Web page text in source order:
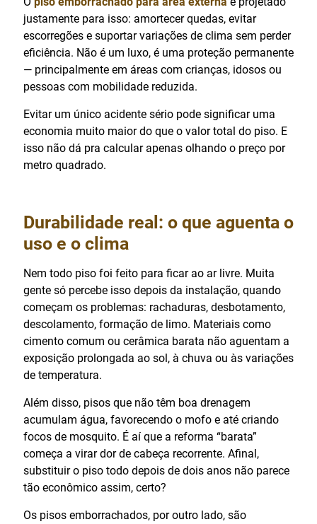
justamente para isso: amortecer quedas, evitar
escorregões e suportar variações de clima sem perder
eficiência. Não é um luxo, é uma proteção permanente
— principalmente em áreas com crianças, idosos ou
pessoas com mobilidade reduzida.
Evitar um único acidente sério pode significar uma
economia muito maior do que o valor total do piso. E
isso não dá pra calcular apenas olhando o preço por
metro quadrado.
Durabilidade real: o que aguenta o
uso e o clima
Nem todo piso foi feito para ficar ao ar livre. Muita
gente só percebe isso depois da instalação, quando
começam os problemas: rachaduras, desbotamento,
descolamento, formação de limo. Materiais como
cimento comum ou cerâmica barata não aguentam a
exposição prolongada ao sol, à chuva ou às variações
de temperatura.
Além disso, pisos que não têm boa drenagem
acumulam água, favorecendo o mofo e até criando
focos de mosquito. É aí que a reforma “barata”
começa a virar dor de cabeça recorrente. Afinal,
substituir o piso todo depois de dois anos não parece
tão econômico assim, certo?
Os pisos emborrachados, por outro lado, são